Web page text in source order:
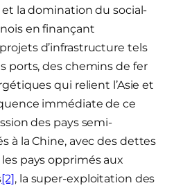
et la domination du social-
en finançant
d’infrastructure tels
ports, des chemins de fer
qui relient l’Asie et
immédiate de ce
des pays semi-
à la Chine, avec des dettes
pays opprimés aux
[2], la super-exploitation des